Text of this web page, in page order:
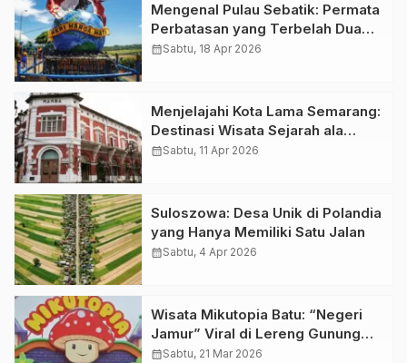
Mengenal Pulau Sebatik: Permata
Perbatasan yang Terbelah Dua
Negara
calendar_monthSabtu, 18 Apr 2026
Menjelajahi Kota Lama Semarang:
Destinasi Wisata Sejarah ala
Eropa di Jantung Jawa Tengah
calendar_monthSabtu, 11 Apr 2026
Suloszowa: Desa Unik di Polandia
yang Hanya Memiliki Satu Jalan
calendar_monthSabtu, 4 Apr 2026
Wisata Mikutopia Batu: “Negeri
Jamur” Viral di Lereng Gunung
Arjuno
calendar_monthSabtu, 21 Mar 2026